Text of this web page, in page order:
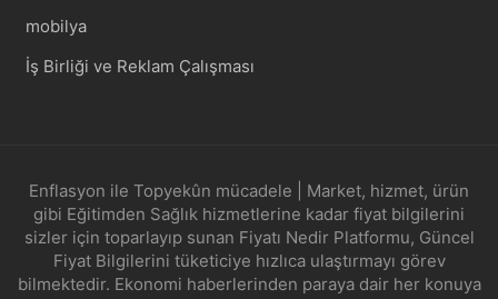
mobilya
İş Birliği ve Reklam Çalışması
Enflasyon ile Topyekûn mücadele | Market, hizmet, ürün
gibi Eğitimden Sağlık hizmetlerine kadar fiyat bilgilerini
sizler için toparlayıp sunan Fiyatı Nedir Platformu, Güncel
Fiyat Bilgilerini tüketiciye hızlıca ulaştırmayı görev
bilmektedir. Ekonomi haberlerinden paraya dair her konuya